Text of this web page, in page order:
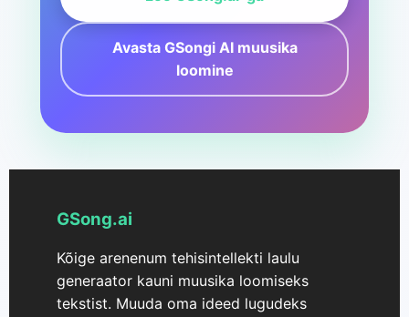
Avasta GSongi AI muusika
loomine
GSong.ai
Kõige arenenum tehisintellekti laulu
generaator kauni muusika loomiseks
tekstist. Muuda oma ideed lugudeks